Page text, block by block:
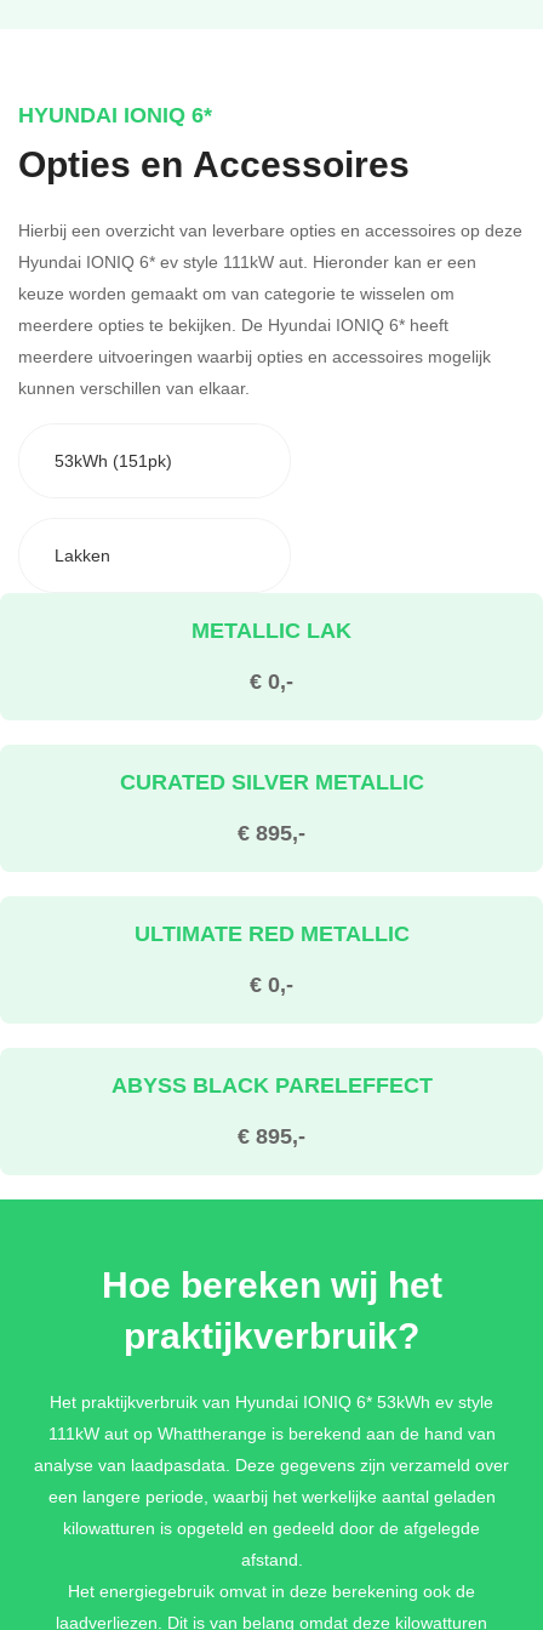
HYUNDAI IONIQ 6*
Opties en Accessoires
Hierbij een overzicht van leverbare opties en accessoires op deze
Hyundai IONIQ 6* ev style 111kW aut. Hieronder kan er een
keuze worden gemaakt om van categorie te wisselen om
meerdere opties te bekijken. De Hyundai IONIQ 6* heeft
meerdere uitvoeringen waarbij opties en accessoires mogelijk
kunnen verschillen van elkaar.
53kWh (151pk)
Lakken
€ 0,-
METALLIC LAK
€ 895,-
CURATED SILVER METALLIC
€ 0,-
ULTIMATE RED METALLIC
€ 895,-
ABYSS BLACK PARELEFFECT
€ 895,-
€ 1.095,-
€ 895,-
NOCTURNE GRAY METALLIC
Hoe bereken wij het
praktijkverbruik?
Het praktijkverbruik van Hyundai IONIQ 6* 53kWh ev style
111kW aut op Whattherange is berekend aan de hand van
analyse van laadpasdata. Deze gegevens zijn verzameld over
een langere periode, waarbij het werkelijke aantal geladen
kilowatturen is opgeteld en gedeeld door de afgelegde
afstand.
Het energiegebruik omvat in deze berekening ook de
laadverliezen. Dit is van belang omdat deze kilowatturen